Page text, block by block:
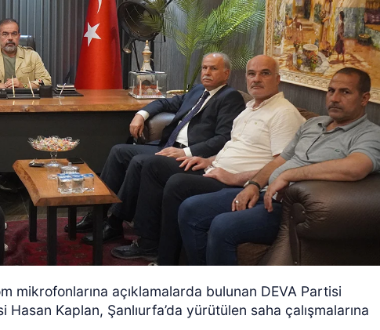
mikrofonlarına açıklamalarda bulunan DEVA Partisi
Kaplan, Şanlıurfa’da yürütülen saha çalışmalarına